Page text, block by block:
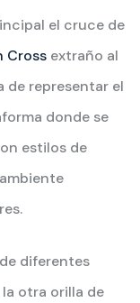
el cruce de
Cross extraño al
de representar el
donde se
estilos de
diferentes
otra orilla de